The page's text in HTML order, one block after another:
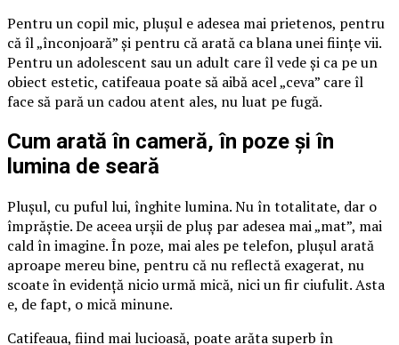
Pentru un copil mic, plușul e adesea mai prietenos, pentru
că îl „înconjoară” și pentru că arată ca blana unei ființe vii.
Pentru un adolescent sau un adult care îl vede și ca pe un
obiect estetic, catifeaua poate să aibă acel „ceva” care îl
face să pară un cadou atent ales, nu luat pe fugă.
Cum arată în cameră, în poze și în
lumina de seară
Plușul, cu puful lui, înghite lumina. Nu în totalitate, dar o
împrăștie. De aceea urșii de pluș par adesea mai „mat”, mai
cald în imagine. În poze, mai ales pe telefon, plușul arată
aproape mereu bine, pentru că nu reflectă exagerat, nu
scoate în evidență nicio urmă mică, nici un fir ciufulit. Asta
e, de fapt, o mică minune.
Catifeaua, fiind mai lucioasă, poate arăta superb în